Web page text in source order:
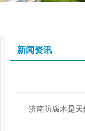
新闻资讯
济南防腐木是